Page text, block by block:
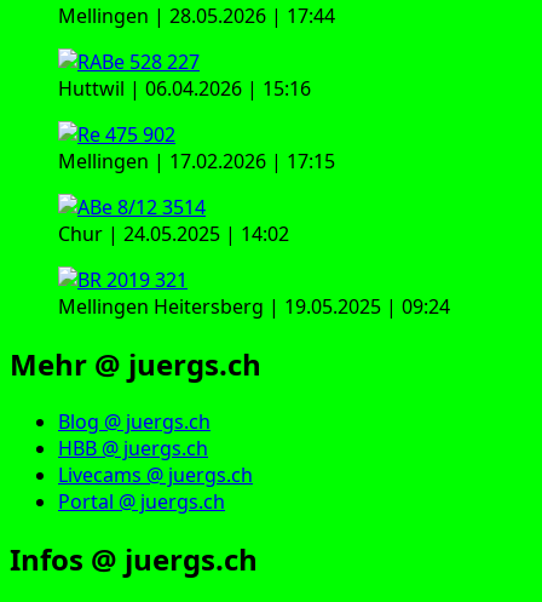
Mellingen | 28.05.2026 | 17:44
Huttwil | 06.04.2026 | 15:16
Mellingen | 17.02.2026 | 17:15
Chur | 24.05.2025 | 14:02
Mellingen Heitersberg | 19.05.2025 | 09:24
Mehr @ juergs.ch
Blog @ juergs.ch
HBB @ juergs.ch
Livecams @ juergs.ch
Portal @ juergs.ch
Infos @ juergs.ch